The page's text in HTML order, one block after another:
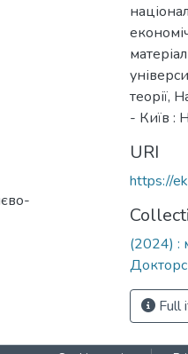
теорії,
- Київ :
URI
https://
(2024) :
Full